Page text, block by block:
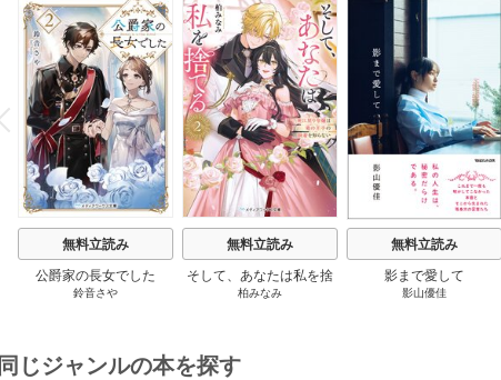
P
r
e
v
i
o
u
s
無料立読み
公爵家の長女でした
鈴音さや
無料立読み
そして、あなたは私を捨
てる
柏みなみ
無料立読み
影まで愛して
影山優佳
同じジャンルの本を探す